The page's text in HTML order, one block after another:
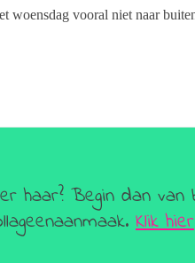
woensdag vooral niet naar
haar? Begin dan van
Klik hier